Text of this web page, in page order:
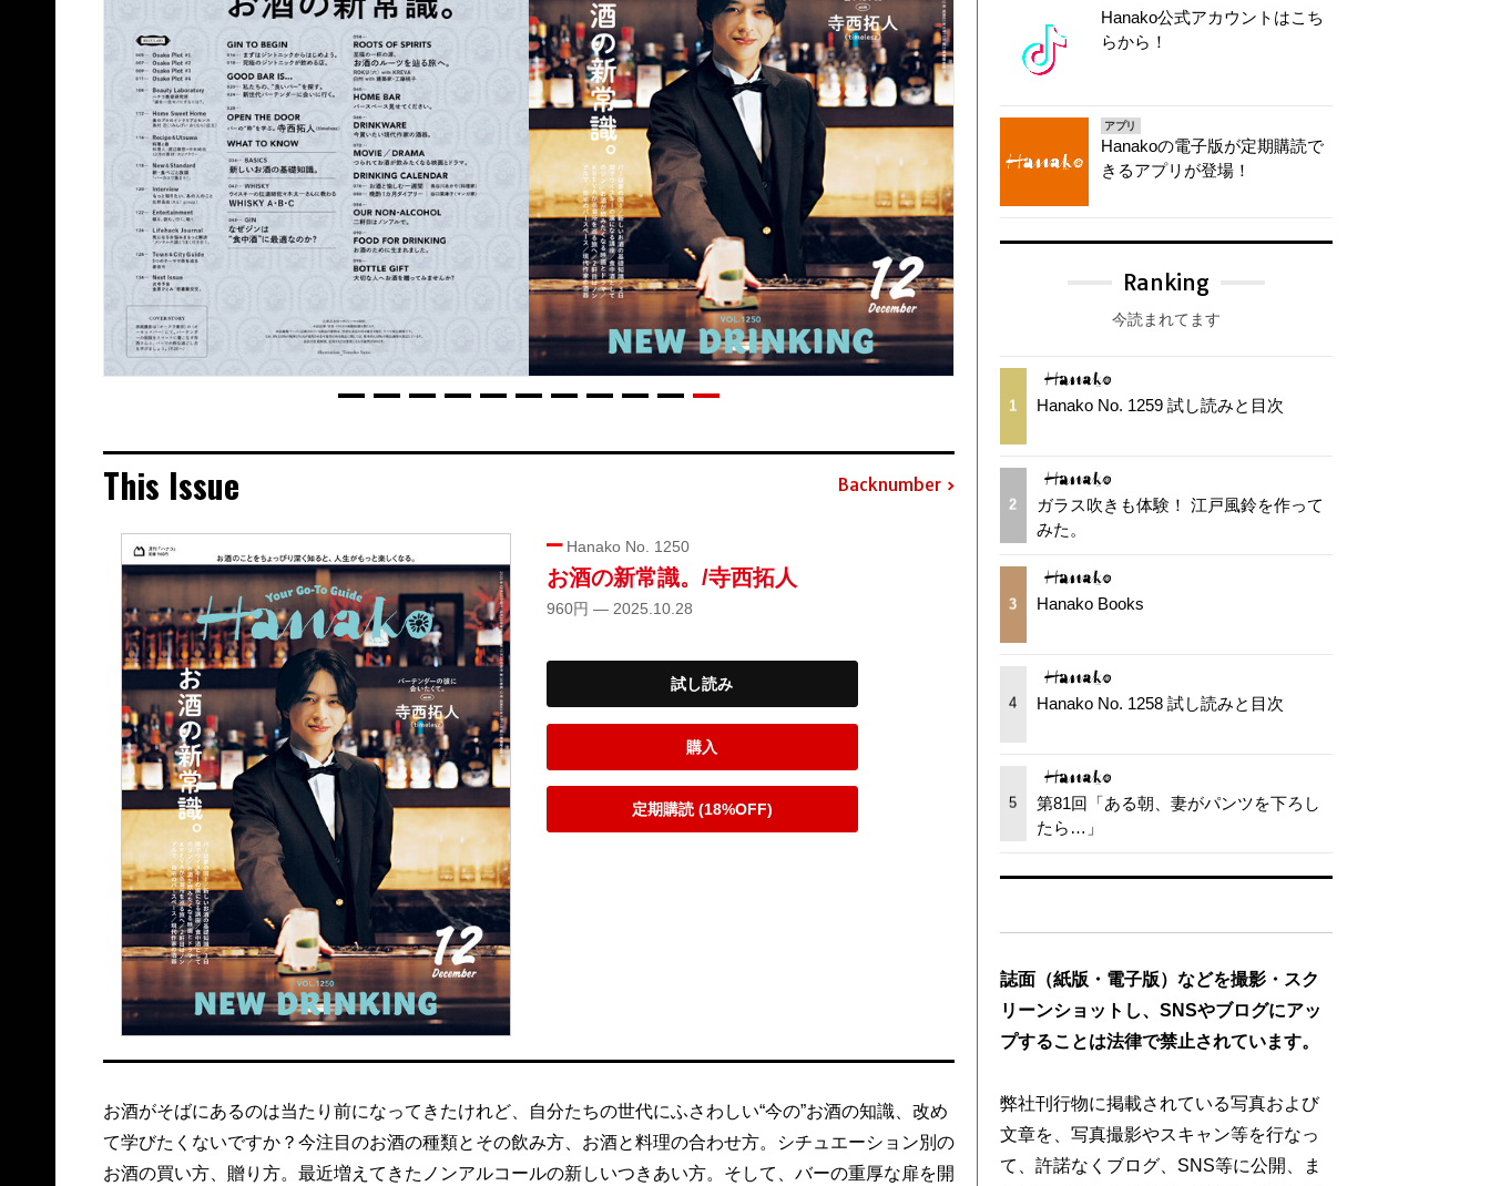
This Issue Backnumber
Hanako No. 1250
お酒の新常識。/寺西拓人
960円 — 2025.10.28
試し読み
購入
定期購読 (18%OFF)
お酒がそばにあるのは当たり前になってきたけれど、自分たちの世代にふさわしい“今の”お酒の知識、改め
て学びたくないですか？今注目のお酒の種類とその飲み方、お酒と料理の合わせ方。シチュエーション別の
お酒の買い方、贈り方。最近増えてきたノンアルコールの新しいつきあい方。そして、バーの重厚な扉を開
Hanako公式アカウントはこち
らから！
アプリ
Hanakoの電子版が定期購読で
きるアプリが登場！
Ranking
今読まれてます
1 Hanako No. 1259 試し読みと目次
2
ガラス吹きも体験！ 江戸風鈴を作って
みた。
3 Hanako Books
4 Hanako No. 1258 試し読みと目次
5
第81回「ある朝、妻がパンツを下ろし
たら…」
誌面（紙版・電子版）などを撮影・スク
リーンショットし、SNSやブログにアッ
プすることは法律で禁止されています。
弊社刊行物に掲載されている写真および
文章を、写真撮影やスキャン等を行なっ
て、許諾なくブログ、SNS等に公開、ま